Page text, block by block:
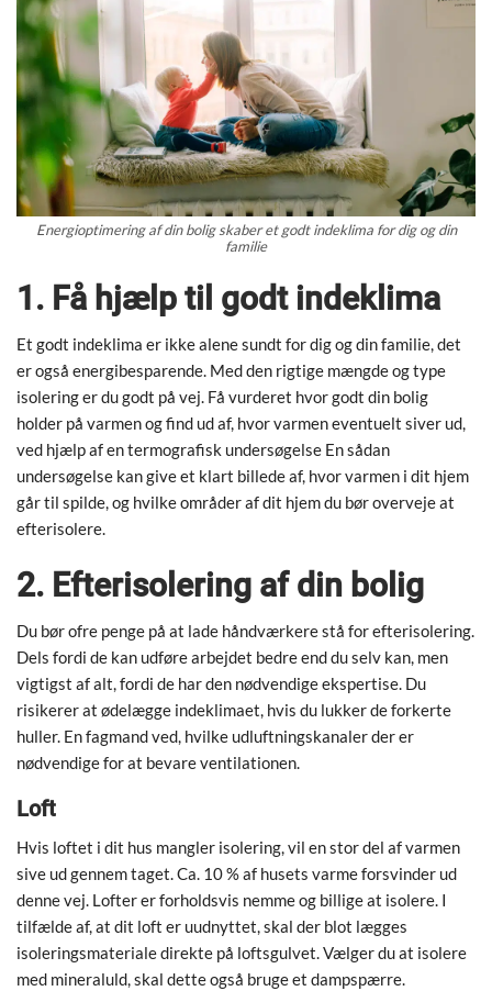
Energioptimering af din bolig skaber et godt indeklima for dig og din
familie
1. Få hjælp til godt indeklima
Et godt indeklima er ikke alene sundt for dig og din familie, det
er også energibesparende. Med den rigtige mængde og type
isolering er du godt på vej. Få vurderet hvor godt din bolig
holder på varmen og find ud af, hvor varmen eventuelt siver ud,
ved hjælp af en termografisk undersøgelse En sådan
undersøgelse kan give et klart billede af, hvor varmen i dit hjem
går til spilde, og hvilke områder af dit hjem du bør overveje at
efterisolere.
2. Efterisolering af din bolig
Du bør ofre penge på at lade håndværkere stå for efterisolering.
Dels fordi de kan udføre arbejdet bedre end du selv kan, men
vigtigst af alt, fordi de har den nødvendige ekspertise. Du
risikerer at ødelægge indeklimaet, hvis du lukker de forkerte
huller. En fagmand ved, hvilke udluftningskanaler der er
nødvendige for at bevare ventilationen.
Loft
Hvis loftet i dit hus mangler isolering, vil en stor del af varmen
sive ud gennem taget. Ca. 10 % af husets varme forsvinder ud
denne vej. Lofter er forholdsvis nemme og billige at isolere. I
tilfælde af, at dit loft er uudnyttet, skal der blot lægges
isoleringsmateriale direkte på loftsgulvet. Vælger du at isolere
med mineraluld, skal dette også bruge et dampspærre.